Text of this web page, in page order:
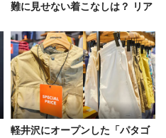
難に見せない着こなしは？ リア
軽井沢にオープンした「パタゴ